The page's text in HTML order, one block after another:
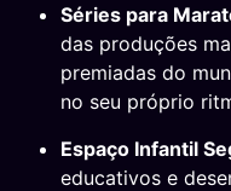
Séries para
das produções
premiadas do
no seu próprio
Espaço Infantil
educativos e